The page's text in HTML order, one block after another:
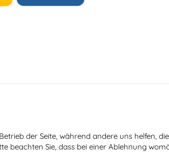
der Seite, während andere uns helfen,
beachten Sie, dass bei einer Ablehnung